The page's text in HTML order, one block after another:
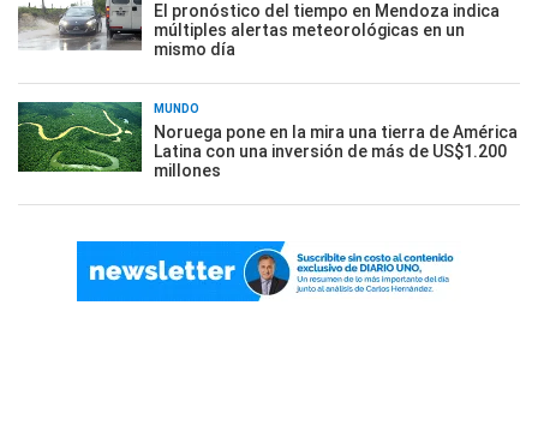
El pronóstico del tiempo en Mendoza indica
múltiples alertas meteorológicas en un
mismo día
MUNDO
Noruega pone en la mira una tierra de América
Latina con una inversión de más de US$1.200
millones